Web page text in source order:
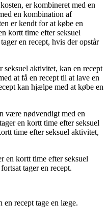
er kombineret med en
en kombination af
er kendt for at købe en
kortt time efter seksuel
en recept, hvis der opstår
aktivitet, kan en recept
at få en recept til at lave en
kan hjælpe med at købe en
være nødvendigt med en
en kortt time efter seksuel
time efter seksuel aktivitet,
en kortt time efter seksuel
tager en recept.
en recept tage en læge.